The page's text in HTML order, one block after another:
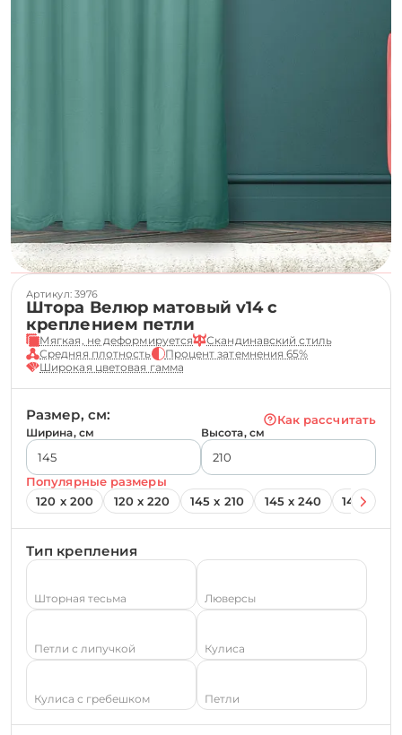
Артикул: 3976
Штора Велюр матовый v14 с
креплением петли
Мягкая, не деформируется
Скандинавский стиль
Средняя плотность
Процент затемнения 65%
Широкая цветовая гамма
Размер, см: Как рассчитать
Ширина, см Высота, см
Популярные размеры
120 х 200
120 х 220 145 х 210 145 х 240 145 х 260
Тип крепления
Шторная тесьма Люверсы
Петли с липучкой Кулиса
Кулиса с гребешком Петли